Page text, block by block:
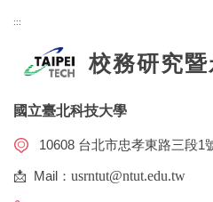
:::
校務研究
國立臺北科技大學
10608 台北市忠孝東路三段1
📩 Mail： usrntut@ntut.edu.tw